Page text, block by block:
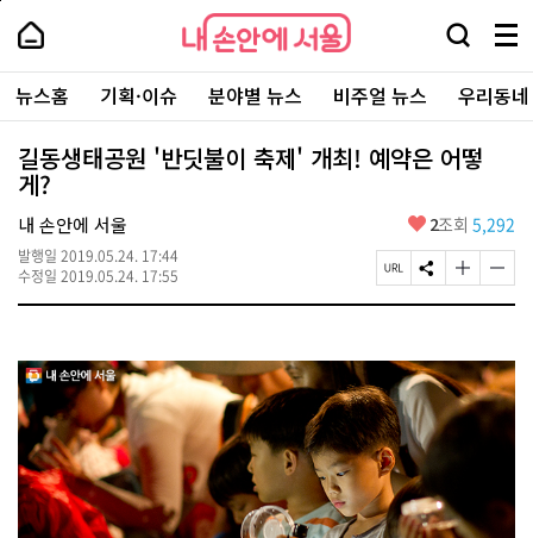
본
로
가
내
손
안
에
서
울
-
서
울
시
대
표
소
통
포
내
손
에
울
검
창
열
기
메
뉴
전
체
보
주
요
서
뉴스홈 기획·이슈 분야별 뉴스 비주얼 뉴스 우리동
길동생태공원 '반딧불이 축제' 개최! 예약은 어떻
게?
내 손안에 서울
발행일 2019.05.24. 17:44
수정일 2019.05.24. 17:55
좋
요
2조회 5,292
페
이
R
L
복
사
S
N
유
하
기
글
자
크
게
변
경
글
자
작
게
변
경
페
상
단
로